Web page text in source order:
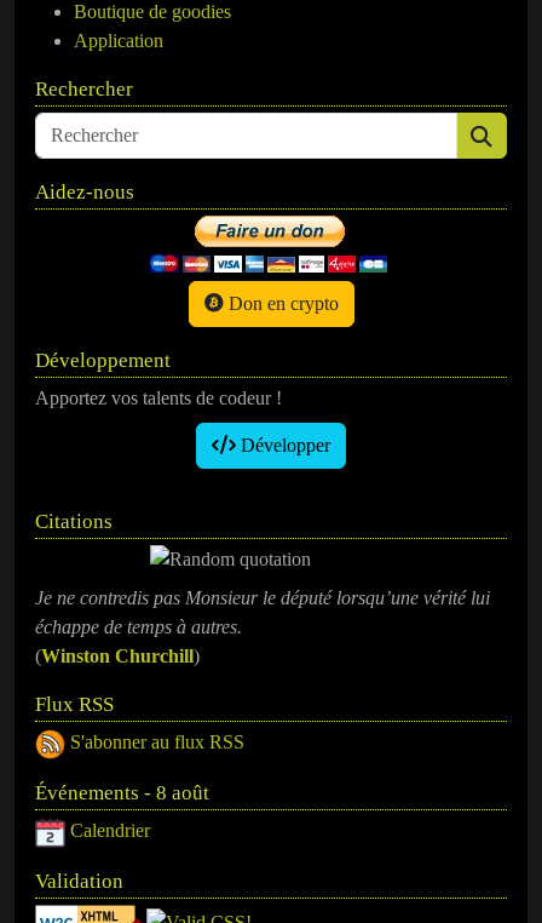
Boutique de goodies
Application
Rechercher
Aidez-nous
Don en crypto
Développement
Apportez vos talents de codeur !
Développer
Citations
Je ne contredis pas Monsieur le député lorsqu’une vérité lui
échappe de temps à autres.
(Winston Churchill)
Flux RSS
S'abonner au flux RSS
Événements - 8 août
Calendrier
Validation